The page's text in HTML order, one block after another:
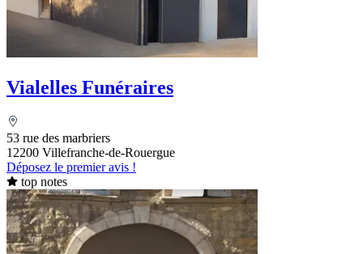
Vialelles Funéraires
53 rue des marbriers
12200 Villefranche-de-Rouergue
Déposez le premier avis !
top notes